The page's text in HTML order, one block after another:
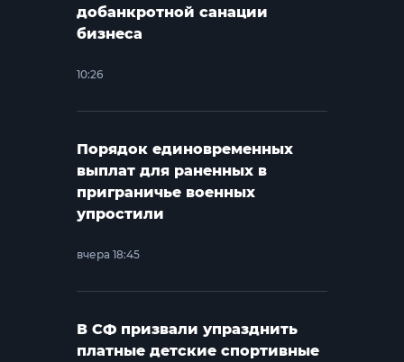
добанкротной санации
бизнеса
10:26
Порядок единовременных
выплат для раненных в
приграничье военных
упростили
вчера 18:45
В СФ призвали упразднить
платные детские спортивные